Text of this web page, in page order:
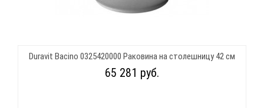
Duravit Bacino 0325420000 Раковина на столешницу 42 см
65 281 руб.